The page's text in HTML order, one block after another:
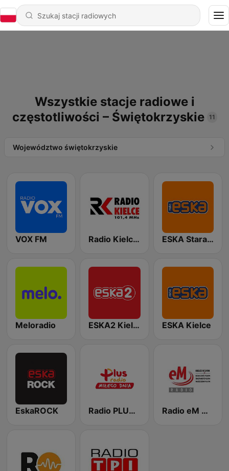
Wszystkie stacje radiowe i
częstotliwości – Świętokrzyskie
11
Województwo świętokrzyskie
VOX FM Radio Kielce 101.4 ESKA Starachowice
Meloradio ESKA2 Kielce ESKA Kielce
EskaROCK Radio PLUS Radom Radio eM Kielce